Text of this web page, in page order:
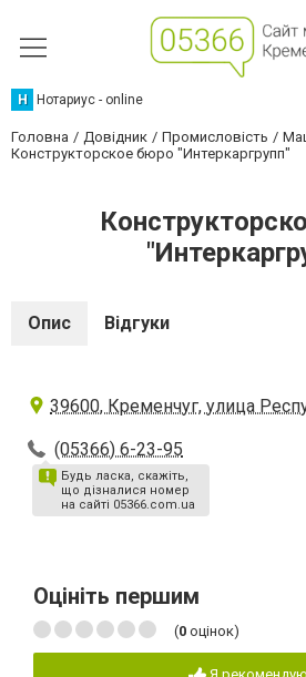
Н Нотариус - online
Головна Довідник Промисловість
Конструкторское бюро "Интеркаргрупп"
Опис Відгуки
39600, Кременчуг, улица
(05366) 6-23-95
Будь ласка, скажіть,
що дізналися номер
на сайті 05366.com.ua
Оцініть першим
(0 оцінок)